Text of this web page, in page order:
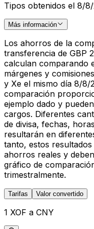
Tipos obtenidos el 8/
Más información
Los ahorros de la
transferencia de GBP
calculan comparando
márgenes y
y Xe el mismo día 8/8/
comparación
ejemplo dado y
cargos. Diferentes
de divisa, fechas,
resultarán en
tanto, estos
ahorros reales y
gráfico de
trimestralmente.
Tarifas Valor convertido
1 XOF a CNY